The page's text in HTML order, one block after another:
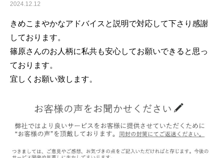
2024.12.12
きめこまやかなアドバイスと説明で対応して下さり感謝
しております。
篠原さんのお人柄に私共も安心してお願いできると思っ
ております。
宜しくお願い致します。